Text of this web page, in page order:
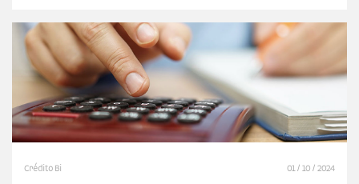
Crédito Bi 01 / 10 / 2024